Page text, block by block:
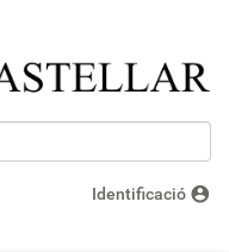
Identificació account_circle